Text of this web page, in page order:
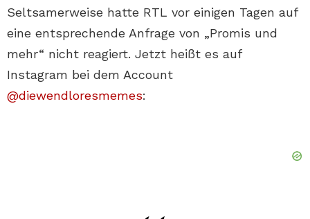
Seltsamerweise hatte RTL vor einigen Tagen auf
eine entsprechende Anfrage von „Promis und
mehr“ nicht reagiert. Jetzt heißt es auf
Instagram bei dem Account
@diewendloresmemes: